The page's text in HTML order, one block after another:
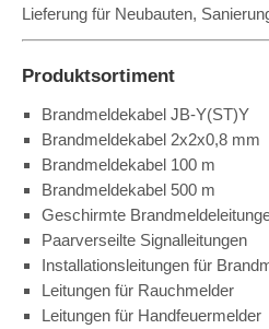
Lieferung für Neubauten,
Produktsortiment
Brandmeldekabel JB-Y(ST)Y
Brandmeldekabel 2x2x0,8 mm
Brandmeldekabel 100 m
Brandmeldekabel 500 m
Geschirmte
Paarverseilte Signalleitungen
Installationsleitungen für
Leitungen für Rauchmelder
Leitungen für Handfeuermelder